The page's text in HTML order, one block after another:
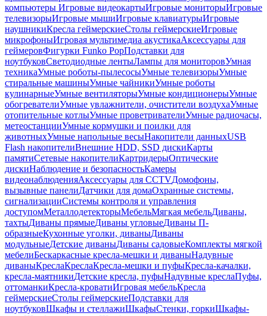
компьютеры Игровые видеокартыИгровые мониторыИгровые
телевизорыИгровые мышиИгровые клавиатурыИгровые
наушникиКресла геймерскиеСтолы геймерскиеИгровые
микрофоныИгровая мультимедиа акустикаАксессуары для
геймеровФигурки Funko PopПодставки для
ноутбуковСветодиодные лентыЛампы для мониторовУмная
техникаУмные роботы-пылесосыУмные телевизорыУмные
стиральные машиныУмные чайникиУмные роботы
кулинарныеУмные вентиляторыУмные кондиционерыУмные
обогревателиУмные увлажнители, очистители воздухаУмные
отопительные котлыУмные проветривателиУмные радиочасы,
метеостанцииУмные кормушки и поилки для
животныхУмные напольные весыНакопители данныхUSB
Flash накопителиВнешние HDD, SSD дискиКарты
памятиСетевые накопителиКартридерыОптические
дискиНаблюдение и безопасностьКамеры
видеонаблюденияАксессуары для CCTVДомофоны,
вызывные панелиДатчики для домаОхранные системы,
сигнализацииСистемы контроля и управления
доступомМеталлодетекторыМебельМягкая мебельДиваны,
тахтыДиваны прямыеДиваны угловыеДиваны П-
образныеКухонные уголки, диваныДиваны
модульныеДетские диваныДиваны садовыеКомплекты мягкой
мебелиБескаркасные кресла-мешки и диваныНадувные
диваныКреслаКреслаКресла-мешки и пуфыКресла-качалки,
кресла-маятникиДетские кресла, пуфыНадувные креслаПуфы,
оттоманкиКресла-кроватиИгровая мебельКресла
геймерскиеСтолы геймерскиеПодставки для
ноутбуковШкафы и стеллажиШкафыСтенки, горкиШкафы-